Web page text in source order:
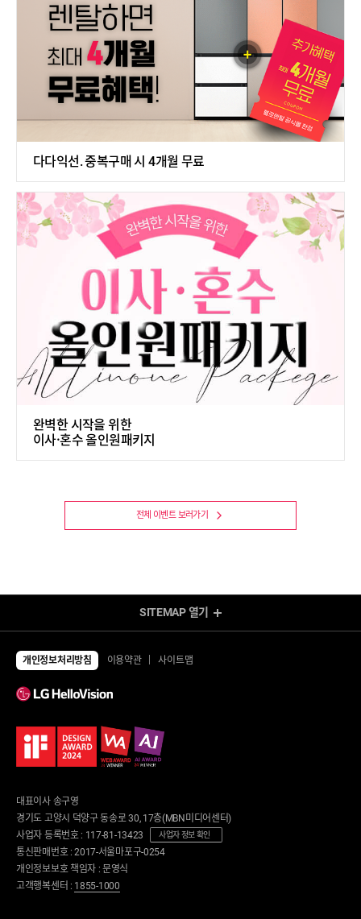
다다익선. 중복구매 시 4개월 무료
완벽한 시작을 위한
이사·혼수 올인원패키지
전체 이벤트 보러가기
전체상품
에어컨
냉난방기/선풍기
가습기
세탁기/건조기/청소기
세탁건조 패키지
세탁기
건조기
로봇청소기
무선청소기
의류관리기
TV
안마의자
운동기구
런닝머신
SITEMAP열기
개인정보처리방침 이용약관 사이트맵
대표이사 송구영
경기도 고양시 덕양구 동송로 30, 17층(MBN미디어센터)
사업자 등록번호 : 117-81-13423
사업자 정보 확인
통신판매번호 : 2017-서울마포구-0254
개인정보보호 책임자 : 문영식
고객행복센터 : 1855-1000